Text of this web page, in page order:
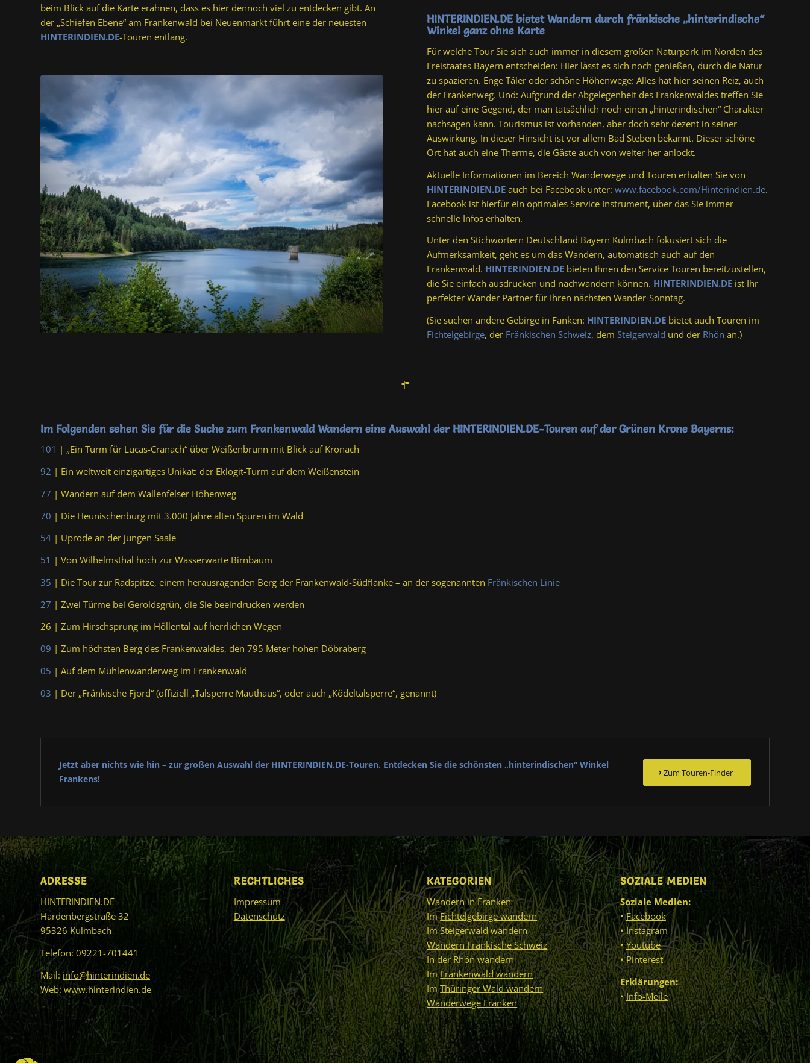
beim Blick auf die Karte erahnen, dass es hier dennoch viel zu entdecken gibt. An
der „Schiefen Ebene“ am Frankenwald bei Neuenmarkt führt eine der neuesten
HINTERINDIEN.DE-Touren entlang.
HINTERINDIEN.DE bietet Wandern durch fränkische „hinterindische“
Winkel ganz ohne Karte
Für welche Tour Sie sich auch immer in diesem großen Naturpark im Norden des
Freistaates Bayern entscheiden: Hier lässt es sich noch genießen, durch die Natur
zu spazieren. Enge Täler oder schöne Höhenwege: Alles hat hier seinen Reiz, auch
der Frankenweg. Und: Aufgrund der Abgelegenheit des Frankenwaldes treffen Sie
hier auf eine Gegend, der man tatsächlich noch einen „hinterindischen“ Charakter
nachsagen kann. Tourismus ist vorhanden, aber doch sehr dezent in seiner
Auswirkung. In dieser Hinsicht ist vor allem Bad Steben bekannt. Dieser schöne
Ort hat auch eine Therme, die Gäste auch von weiter her anlockt.
Aktuelle Informationen im Bereich Wanderwege und Touren erhalten Sie von
HINTERINDIEN.DE auch bei Facebook unter:www.facebook.com/Hinterindien.de.
Facebook ist hierfür ein optimales Service Instrument, über das Sie immer
schnelle Infos erhalten.
Unter den Stichwörtern Deutschland Bayern Kulmbach fokusiert sich die
Aufmerksamkeit, geht es um das Wandern, automatisch auch auf den
Frankenwald. HINTERINDIEN.DE bieten Ihnen den Service Touren bereitzustellen,
die Sie einfach ausdrucken und nachwandern können. HINTERINDIEN.DE ist Ihr
perfekter Wander Partner für Ihren nächsten Wander-Sonntag.
(Sie suchen andere Gebirge in Fanken: HINTERINDIEN.DE bietet auch Touren im
Fichtelgebirge, der Fränkischen Schweiz, demSteigerwald und der Rhön an.)
Im Folgenden sehen Sie für die Suche zum Frankenwald Wandern eine Auswahl der HINTERINDIEN.DE-Touren auf der Grünen Krone Bayerns:
101 | „Ein Turm für Lucas-Cranach“ über Weißenbrunn mit Blick auf Kronach
92 | Ein weltweit einzigartiges Unikat: der Eklogit-Turm auf dem Weißenstein
77 | Wandern auf dem Wallenfelser Höhenweg
70 | Die Heunischenburg mit 3.000 Jahre alten Spuren im Wald
54 | Uprode an der jungen Saale
51 | Von Wilhelmsthal hoch zur Wasserwarte Birnbaum
35 | Die Tour zur Radspitze, einem herausragenden Berg der Frankenwald-Südflanke – an der sogenannten Fränkischen Linie
27 | Zwei Türme bei Geroldsgrün, die Sie beeindrucken werden
26 | Zum Hirschsprung im Höllental auf herrlichen Wegen
09 | Zum höchsten Berg des Frankenwaldes, den 795 Meter hohen Döbraberg
05 | Auf dem Mühlenwanderweg im Frankenwald
03 | Der „Fränkische Fjord“ (offiziell „Talsperre Mauthaus“, oder auch „Ködeltalsperre“, genannt)
Jetzt aber nichts wie hin – zur großen Auswahl der HINTERINDIEN.DE-Touren. Entdecken Sie die schönsten „hinterindischen“ Winkel
Frankens!
Zum Touren-Finder
ADRESSE
HINTERINDIEN.DE
Hardenbergstraße 32
95326 Kulmbach
Telefon: 09221-701441
Mail: info@hinterindien.de
Web: www.hinterindien.de
RECHTLICHES
Impressum
Datenschutz
KATEGORIEN
Wandern in Franken
ImFichtelgebirge wandern
ImSteigerwald wandern
Wandern Fränkische Schweiz
In derRhön wandern
ImFrankenwald wandern
ImThüringer Wald wandern
Wanderwege Franken
SOZIALE MEDIEN
Soziale Medien:
•Facebook
•Instagram
•Youtube
•Pinterest
Erklärungen:
•Info-Meile